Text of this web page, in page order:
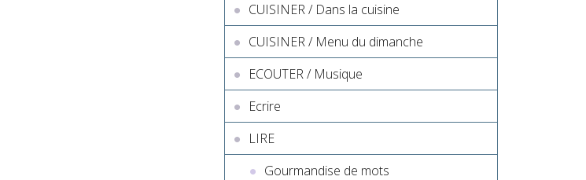
CUISINER / Dans la cuisine
CUISINER / Menu du dimanche
ECOUTER / Musique
Ecrire
LIRE
Gourmandise de mots